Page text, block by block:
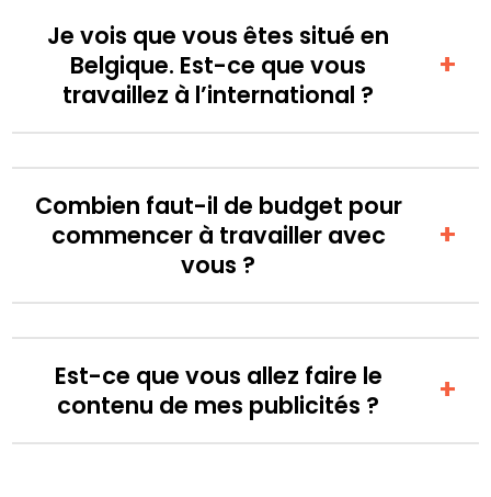
Je vois que vous êtes situé en
Belgique. Est-ce que vous
travaillez à l’international ?
Combien faut-il de budget pour
commencer à travailler avec
vous ?
Est-ce que vous allez faire le
contenu de mes publicités ?